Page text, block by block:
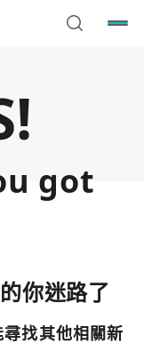
got
你迷路了
找其他相關新
處，即可回到加密